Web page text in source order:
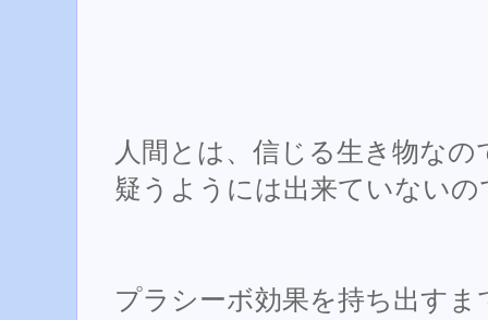
人間とは、信じる生き物なの
疑うようには出来ていないの
プラシーボ効果を持ち出す